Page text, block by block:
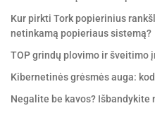
Kur pirkti Tork popierinius
netinkamą popieriaus sistemą?
TOP grindų plovimo ir
Kibernetinės grėsmės auga:
Negalite be kavos? Išbandykite